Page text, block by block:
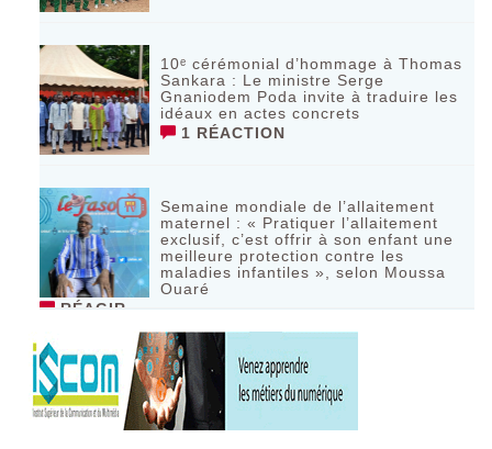
10ᵉ cérémonial d’hommage à Thomas
Sankara : Le ministre Serge
Gnaniodem Poda invite à traduire les
idéaux en actes concrets
1 RÉACTION
Semaine mondiale de l’allaitement
maternel : « Pratiquer l’allaitement
exclusif, c’est offrir à son enfant une
meilleure protection contre les
maladies infantiles », selon Moussa
Ouaré
RÉAGIR